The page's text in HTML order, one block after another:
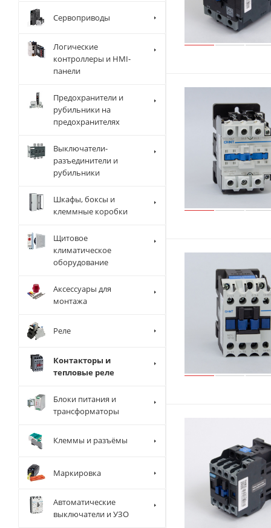
250 А
260 А
265 А
330 А
400 А
500 А
630 А
780 А
1000 А
1400 А
1700 А
2100 А
Сервоприводы
Логические
контроллеры и HMI-
панели
Предохранители и
рубильники на
предохранителях
Выключатели-
разъединители и
рубильники
Шкафы, боксы и
клеммные коробки
Щитовое
климатическое
оборудование
Аксессуары для
монтажа
Реле
Контакторы и
тепловые реле
Блоки питания и
трансформаторы
Клеммы и разъёмы
Маркировка
Автоматические
выключатели и УЗО